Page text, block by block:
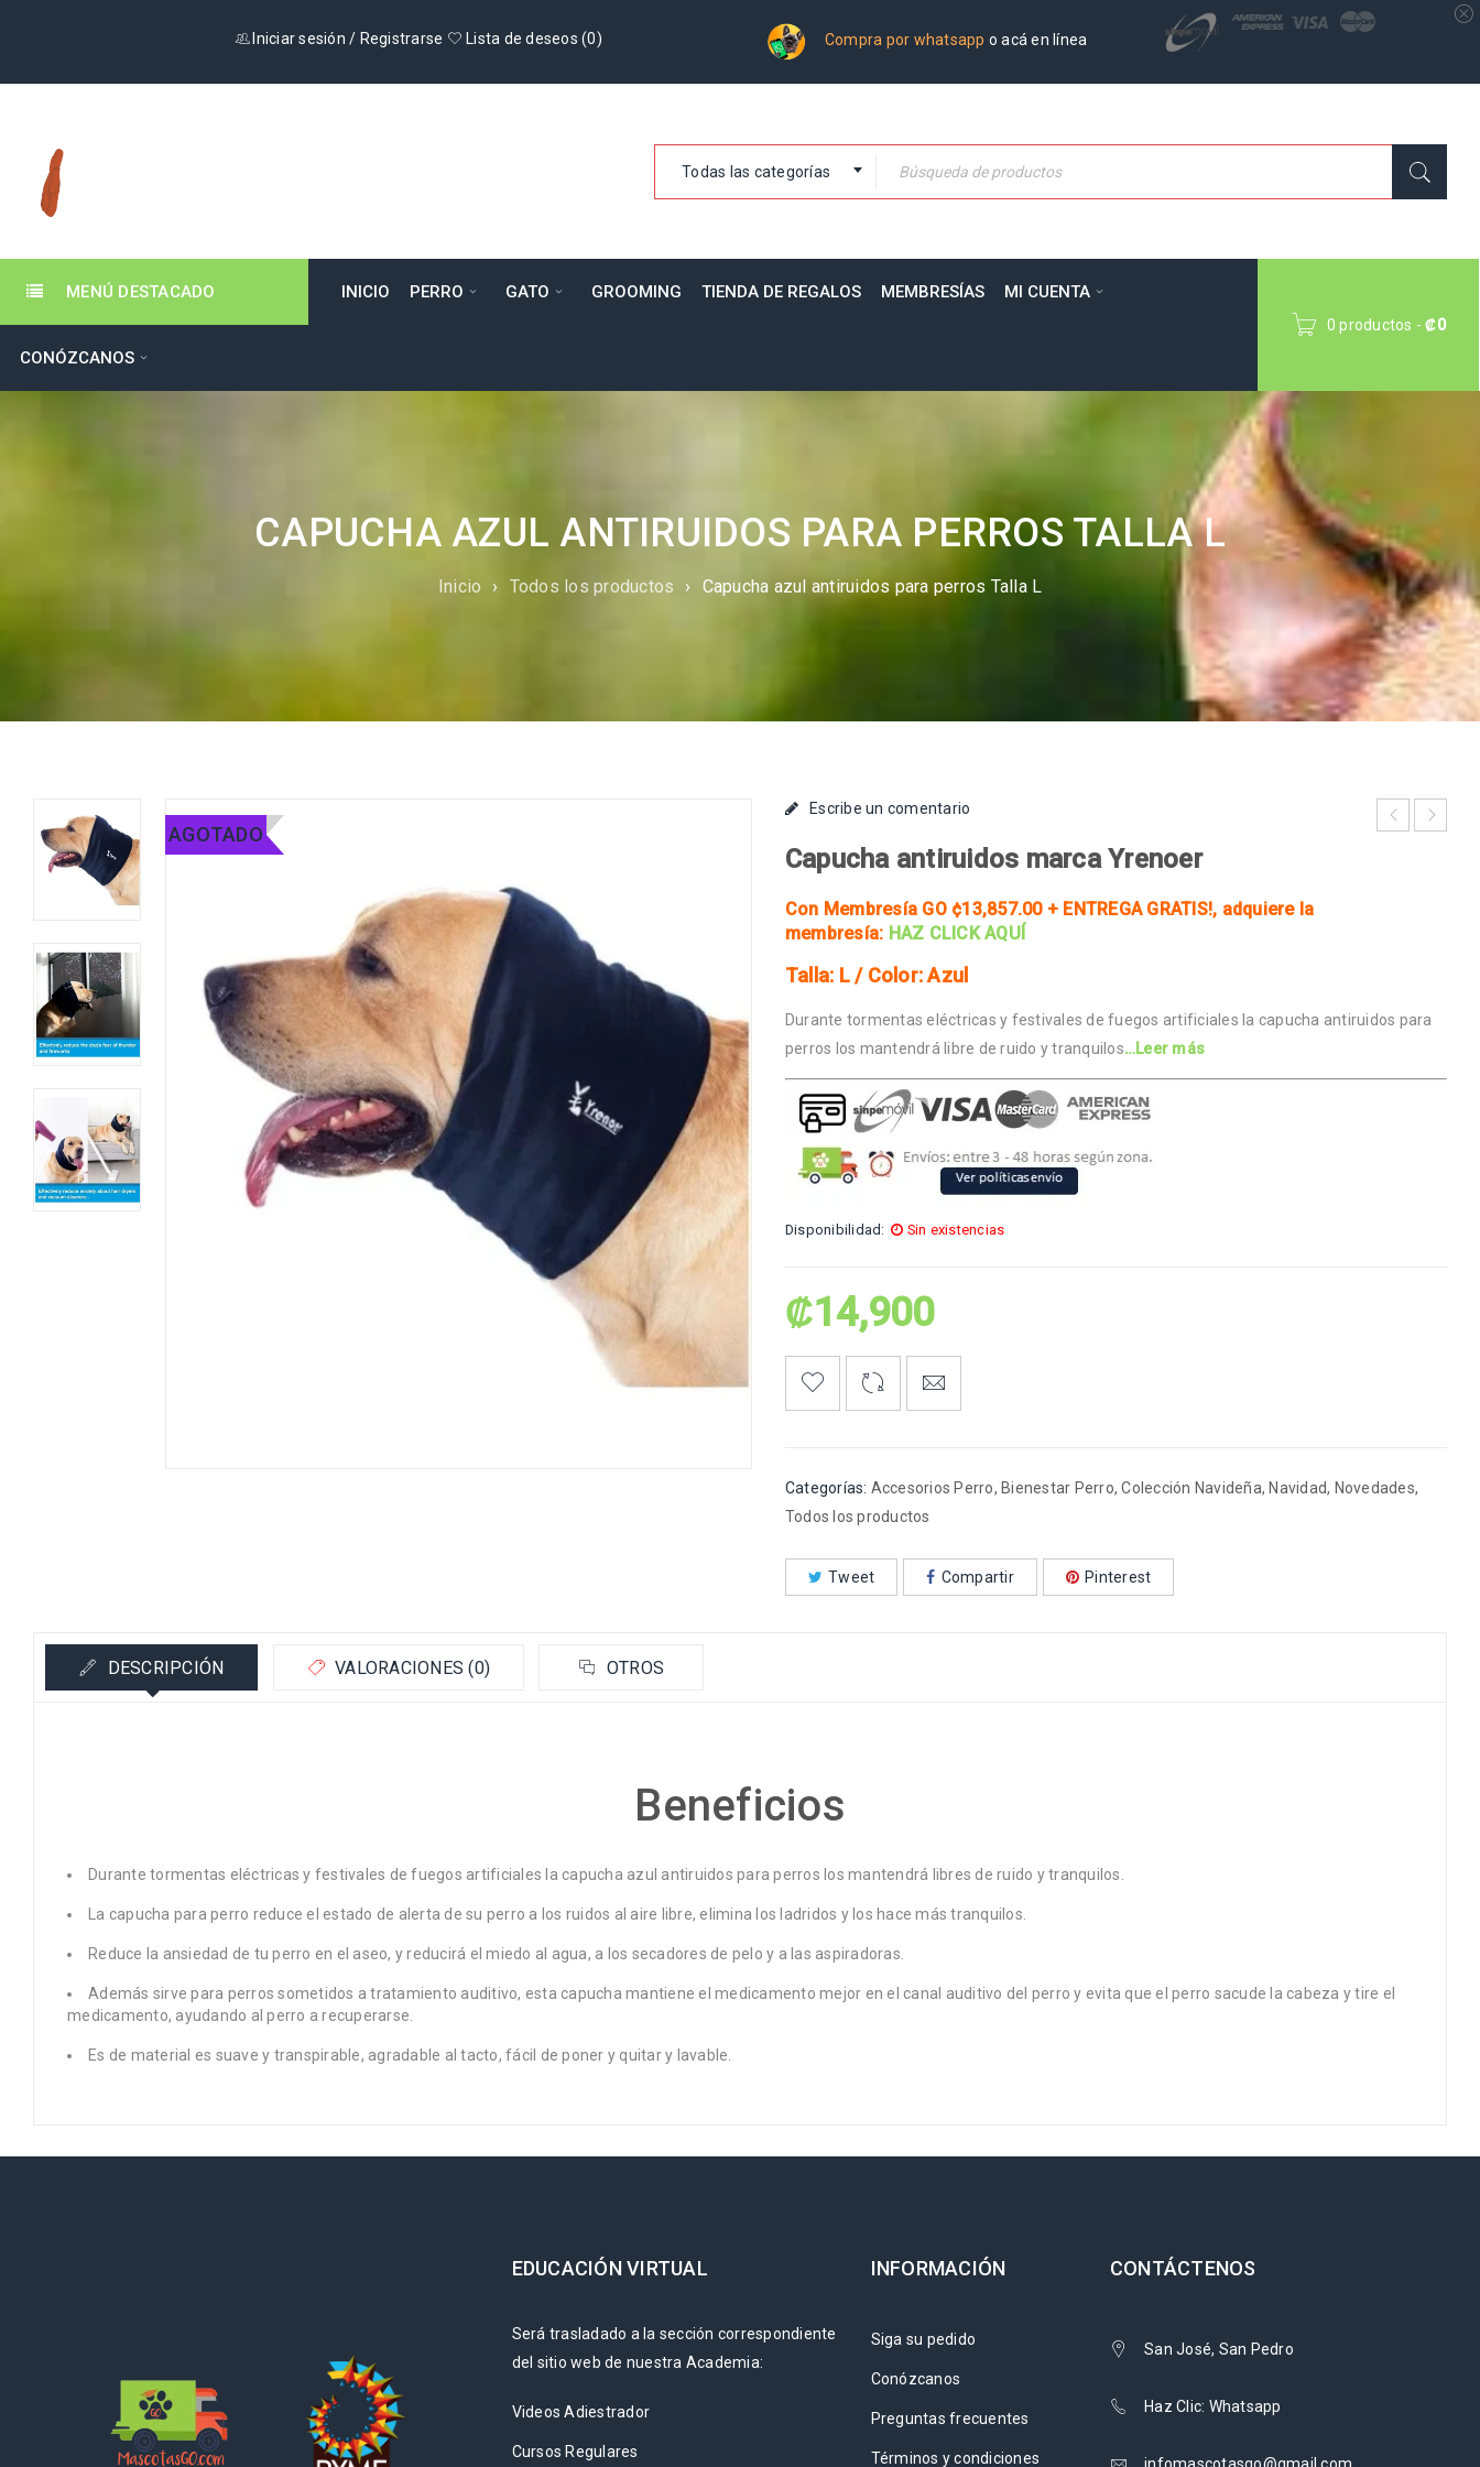
Compra por whatsapp o acá en línea
Iniciar sesión / Registrarse Lista de deseos (0)
Todas las categorías
MENÚ DESTACADO INICIO PERRO GATO GROOMING TIENDA DE REGALOS MEMBRESÍAS MI CUENTA
CONÓZCANOS
0 productos - ₡0
CAPUCHA AZUL ANTIRUIDOS PARA PERROS TALLA L
Inicio › Todos los productos › Capucha azul antiruidos para perros Talla L
AGOTADO
Escribe un comentario
Capucha antiruidos marca Yrenoer
Con Membresía GO ¢13,857.00 + ENTREGA GRATIS!, adquiere la
membresía: HAZ CLICK AQUÍ
Talla: L / Color: Azul
Durante tormentas eléctricas y festivales de fuegos artificiales la capucha antiruidos para
perros los mantendrá libre de ruido y tranquilos…Leer más
Disponibilidad: Sin existencias
₡14,900
Categorías: Accesorios Perro, Bienestar Perro,Colección Navideña, Navidad, Novedades,
Todos los productos
Tweet Compartir Pinterest
DESCRIPCIÓN VALORACIONES (0) OTROS
Beneficios
Durante tormentas eléctricas y festivales de fuegos artificiales la capucha azul antiruidos para perros los mantendrá libres de ruido y tranquilos.
La capucha para perro reduce el estado de alerta de su perro a los ruidos al aire libre, elimina los ladridos y los hace más tranquilos.
Reduce la ansiedad de tu perro en el aseo, y reducirá el miedo al agua, a los secadores de pelo y a las aspiradoras.
Además sirve para perros sometidos a tratamiento auditivo, esta capucha mantiene el medicamento mejor en el canal auditivo del perro y evita que el perro sacude la cabeza y tire el
medicamento, ayudando al perro a recuperarse.
Es de material es suave y transpirable, agradable al tacto, fácil de poner y quitar y lavable.
EDUCACIÓN VIRTUAL
Será trasladado a la sección correspondiente
del sitio web de nuestra Academia:
Videos Adiestrador
Cursos Regulares
INFORMACIÓN
Siga su pedido
Conózcanos
Preguntas frecuentes
Términos y condiciones
CONTÁCTENOS
San José, San Pedro
Haz Clic: Whatsapp
infomascotasgo@gmail.com